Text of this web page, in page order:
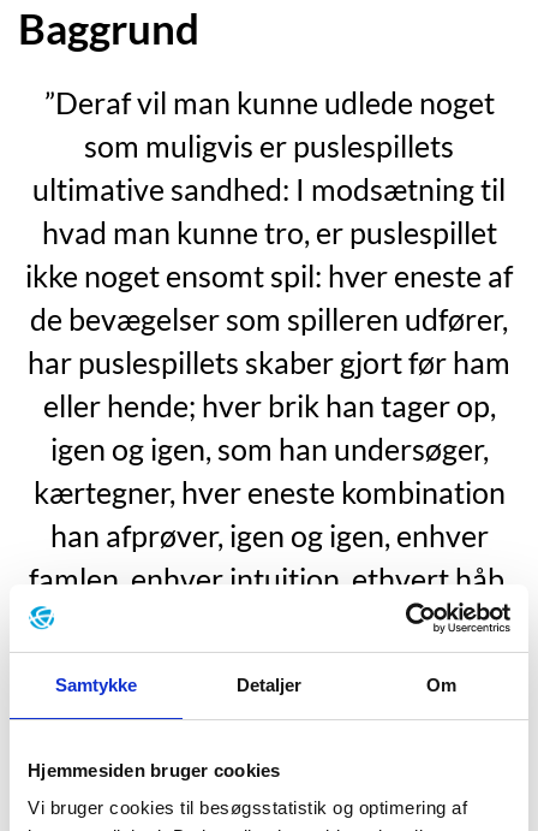
Samtykke Detaljer Om
Hjemmesiden bruger cookies
Vi bruger cookies til besøgsstatistik og optimering af
Baggrund
”Deraf vil man kunne udlede noget
som muligvis er puslespillets
ultimative sandhed: I modsætning til
hvad man kunne tro, er puslespillet
ikke noget ensomt spil: hver eneste af
de bevægelser som spilleren udfører,
har puslespillets skaber gjort før ham
eller hende; hver brik han tager op,
igen og igen, som han undersøger,
kærtegner, hver eneste kombination
han afprøver, igen og igen, enhver
famlen, enhver intuition, ethvert håb,
enhver modløshed, er blevet besluttet,
beregnet, tilrettelagt af en anden”.
Georges Perec blev født d. 7. marts 1936 i Paris. Han
var søn af polske jødiske immigranter. Hans far Icek